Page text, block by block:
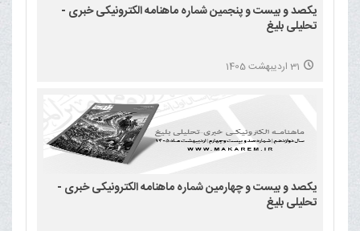
یکصد و بیست و پنجمین شماره ماهنامه الکترونیکی خبری -
تحلیلی بلیغ
31 اردیبهشت 1405
یکصد و بیست و چهارمین شماره ماهنامه الکترونیکی خبری -
تحلیلی بلیغ